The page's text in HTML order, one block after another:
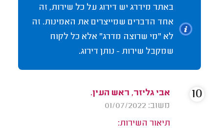
באתר מידרג יש דירוג על כל שירות, זה
אחד הדברים שמייצרים את האמינות. זה
לא "מי שרוצה מדרג" אלא כל לקוח
שמקבל שירות - נותן דירוג.
אבי גליזר, ראש העין.
משוב: 01/07/2022
תיאור השירות:
10